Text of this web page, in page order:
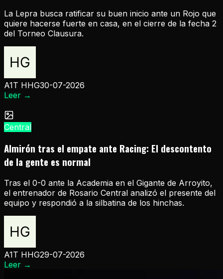
La Lepra busca ratificar su buen inicio ante un Rojo que
quiere hacerse fuerte en casa, en el cierre de la fecha 2
del Torneo Clausura.
A1T HHG30-07-2026
Leer →
Central
Almirón tras el empate ante Racing: El descontento
de la gente es normal
Tras el 0-0 ante la Academia en el Gigante de Arroyito,
el entrenador de Rosario Central analizó el presente del
equipo y respondió a la silbatina de los hinchas.
A1T HHG29-07-2026
Leer →